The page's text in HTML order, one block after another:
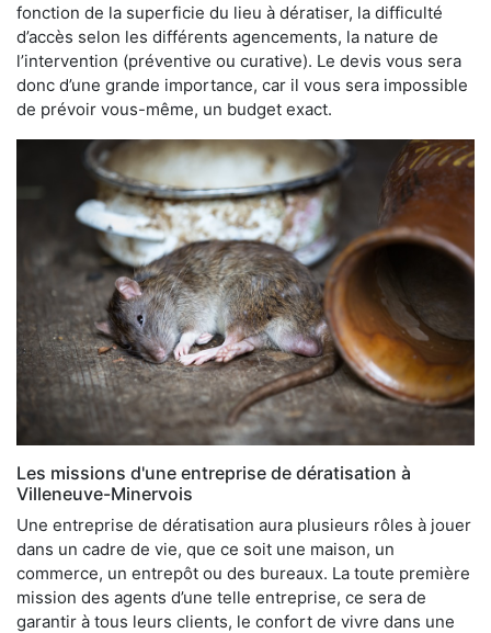
fonction de la superficie du lieu à dératiser, la difficulté
d’accès selon les différents agencements, la nature de
l’intervention (préventive ou curative). Le devis vous sera
donc d’une grande importance, car il vous sera impossible
de prévoir vous-même, un budget exact.
Les missions d'une entreprise de dératisation à
Villeneuve-Minervois
Une entreprise de dératisation aura plusieurs rôles à jouer
dans un cadre de vie, que ce soit une maison, un
commerce, un entrepôt ou des bureaux. La toute première
mission des agents d’une telle entreprise, ce sera de
garantir à tous leurs clients, le confort de vivre dans une